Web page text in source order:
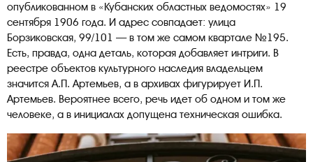
опубликованном в «Кубанских областных ведомостях» 19
сентября 1906 года. И адрес совпадает: улица
Борзиковская, 99/101 — в том же самом квартале №195.
Есть, правда, одна деталь, которая добавляет интриги. В
реестре объектов культурного наследия владельцем
значится А.П. Артемьев, а в архивах фигурирует И.П.
Артемьев. Вероятнее всего, речь идет об одном и том же
человеке, а в инициалах допущена техническая ошибка.